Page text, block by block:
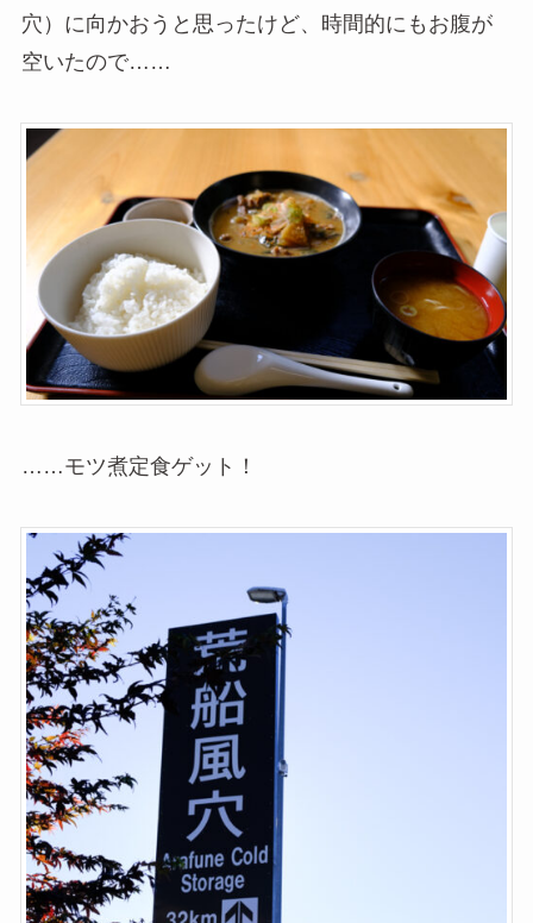
穴）に向かおうと思ったけど、時間的にもお腹が
空いたので……
……モツ煮定食ゲット！